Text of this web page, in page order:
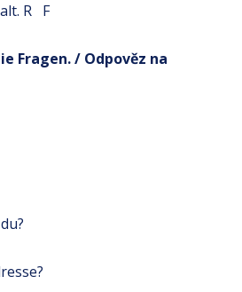
R F
Fragen. / Odpověz na